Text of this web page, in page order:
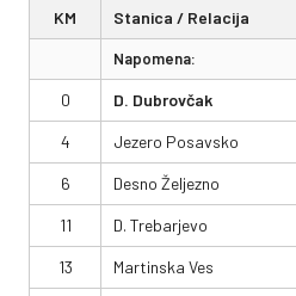
KM Stanica / Relacija
Napomena:
0 D. Dubrovčak
4 Jezero Posavsko
6 Desno Željezno
11 D. Trebarjevo
13 Martinska Ves